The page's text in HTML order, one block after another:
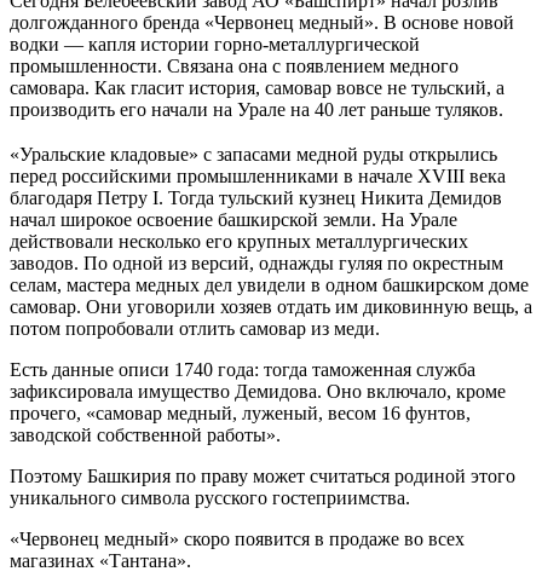
долгожданного бренда «Червонец медный». В основе новой
водки — капля истории горно-металлургической
промышленности. Связана она с появлением медного
самовара. Как гласит история, самовар вовсе не тульский, а
производить его начали на Урале на 40 лет раньше туляков.
«Уральские кладовые» с запасами медной руды открылись
перед российскими промышленниками в начале XVIII века
благодаря Петру I. Тогда тульский кузнец Никита Демидов
начал широкое освоение башкирской земли. На Урале
действовали несколько его крупных металлургических
заводов. По одной из версий, однажды гуляя по окрестным
селам, мастера медных дел увидели в одном башкирском доме
самовар. Они уговорили хозяев отдать им диковинную вещь, а
потом попробовали отлить самовар из меди.
Есть данные описи 1740 года: тогда таможенная служба
зафиксировала имущество Демидова. Оно включало, кроме
прочего, «самовар медный, луженый, весом 16 фунтов,
заводской собственной работы».
Поэтому Башкирия по праву может считаться родиной этого
уникального символа русского гостеприимства.
«Червонец медный» скоро появится в продаже во всех
магазинах «Тантана».